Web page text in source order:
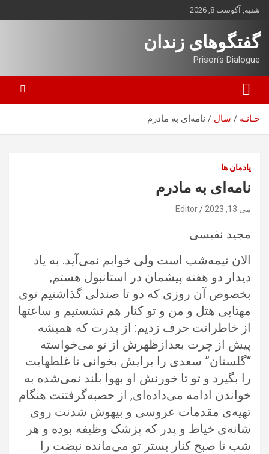
بروید
شنبه, آگوست 8, 2026
گفتگوهای زندان
Prison's Dialogue
خـانـه سال نامه‌ای به مادرم
یادمان ها
نامه‌ای به مادرم
می 13, 2023 Editor
مجید نفیسی
الان نیمه‌شب است ولی خوابم نمی‌آید. به یاد
دیدار دو هفته پیشمان در استانبول هستم,
بخصوص آن روزی که دو تا صندلی گذاشتیم توی
مهتابی هتل و من و تو کنار هم نشستیم و ساعتها
از خاطراتت حرف زدیم: از پدرت که همیشه
پیش از چرت بعد‌از‌ظهرش از تو می‌خواسته
“گلستان” سعدی را برایش بخوانی تا غلطهایت
را بگیرد و تو تا خورنش او بهوا بلند نمی‌شده به
خواندن ادامه می‌داده‌ای, از حصبه‌گرفتنت هنگام
تهیه‌ی مقدمات عروسی و بیهوش شدنت روی
شانه‌ی خیاط و پدر که پزشک وظیفه بوده و هر
شب تا صبح کنار بستر تو می‌مانده نبضت را